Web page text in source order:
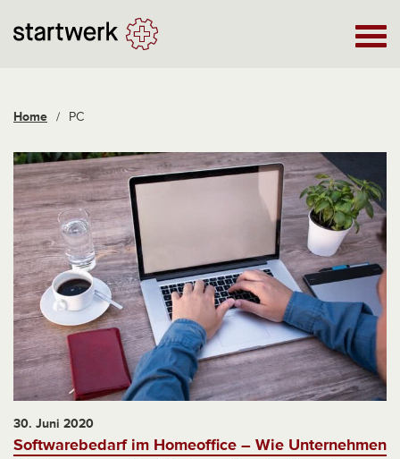
Home / PC
30. Juni 2020
Softwarebedarf im Homeoffice – Wie Unternehmen